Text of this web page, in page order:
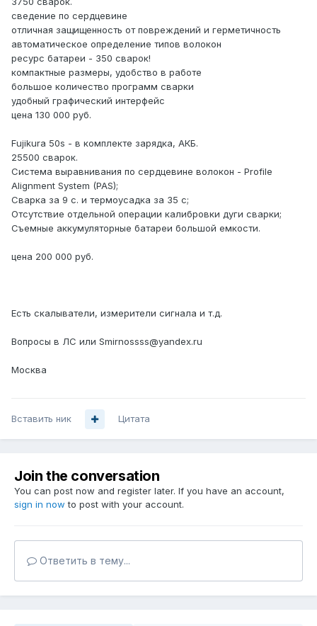
сведение по сердцевине
отличная защищенность от повреждений и герметичность
автоматическое определение типов волокон
ресурс батареи - 350 сварок!
компактные размеры, удобство в работе
большое количество программ сварки
удобный графический интерфейс
цена 130 000 руб.
Fujikura 50s - в комплекте зарядка, АКБ.
25500 сварок.
Система выравнивания по сердцевине волокон - Profile
Alignment System (PAS);
Сварка за 9 с. и термоусадка за 35 с;
Отсутствие отдельной операции калибровки дуги сварки;
Cъемные аккумуляторные батареи большой емкости.
цена 200 000 руб.
Есть скалыватели, измерители сигнала и т.д.
Вопросы в ЛС или Smirnossss@yandex.ru
Москва
Вставить ник Цитата
Join the conversation
You can post now and register later. If you have an account,
sign in now to post with your account.
Ответить в тему...